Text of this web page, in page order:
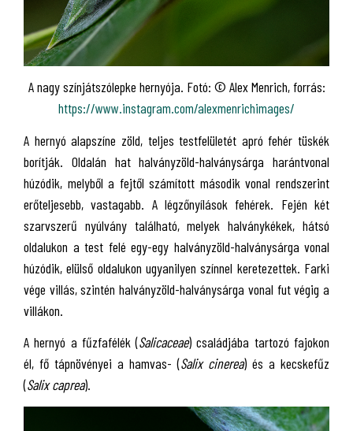
A nagy színjátszólepke hernyója. Fotó: © Alex Menrich, forrás:
https://www.instagram.com/alexmenrichimages/
A hernyó alapszíne zöld, teljes testfelületét apró fehér tüskék
borítják. Oldalán hat halványzöld-halványsárga harántvonal
húzódik, melyből a fejtől számított második vonal rendszerint
erőteljesebb, vastagabb. A légzőnyílások fehérek. Fején két
szarvszerű nyúlvány található, melyek halványkékek, hátsó
oldalukon a test felé egy-egy halványzöld-halványsárga vonal
húzódik, elülső oldalukon ugyanilyen színnel keretezettek. Farki
vége villás, szintén halványzöld-halványsárga vonal fut végig a
villákon.
A hernyó a fűzfafélék (Salicaceae) családjába tartozó fajokon
él, fő tápnövényei a hamvas- (Salix cinerea) és a kecskefűz
(Salix caprea).